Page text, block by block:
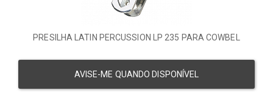
PRESILHA LATIN PERCUSSION LP 235 PARA COWBEL
AVISE-ME QUANDO DISPONÍVEL